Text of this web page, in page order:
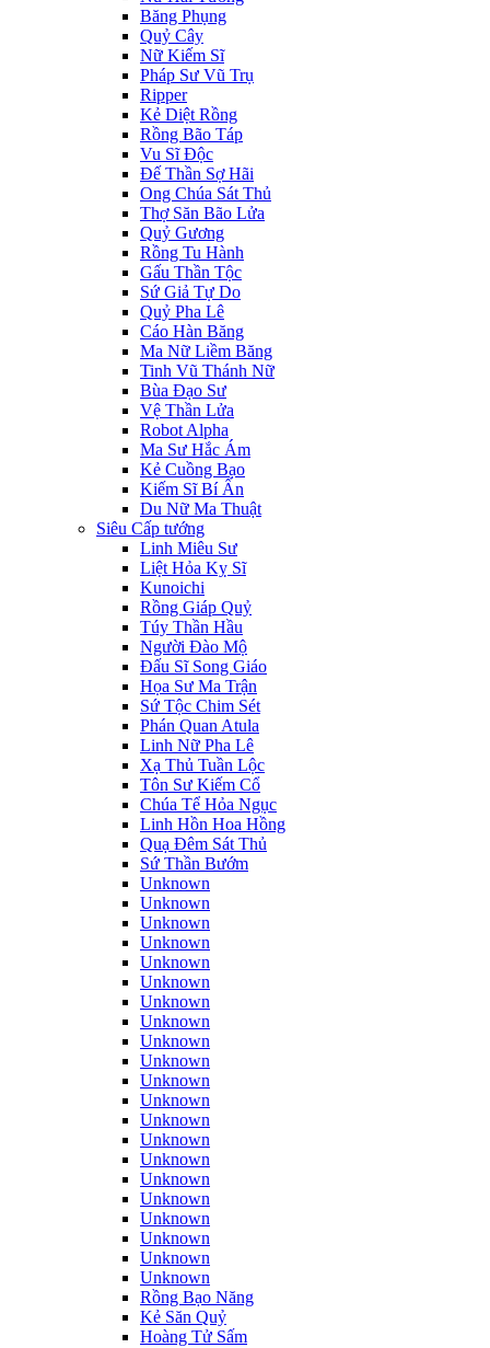
Băng Phụng
Quỷ Cây
Nữ Kiếm Sĩ
Pháp Sư Vũ Trụ
Ripper
Kẻ Diệt Rồng
Rồng Bão Táp
Vu Sĩ Độc
Đế Thần Sợ Hãi
Ong Chúa Sát Thủ
Thợ Săn Bão Lửa
Quỷ Gương
Rồng Tu Hành
Gấu Thần Tộc
Sứ Giả Tự Do
Quỷ Pha Lê
Cáo Hàn Băng
Ma Nữ Liềm Băng
Tinh Vũ Thánh Nữ
Bùa Đạo Sư
Vệ Thần Lửa
Robot Alpha
Ma Sư Hắc Ám
Kẻ Cuồng Bạo
Kiếm Sĩ Bí Ẩn
Du Nữ Ma Thuật
Siêu Cấp tướng
Linh Miêu Sư
Liệt Hỏa Kỵ Sĩ
Kunoichi
Rồng Giáp Quỷ
Túy Thần Hầu
Người Đào Mộ
Đấu Sĩ Song Giáo
Họa Sư Ma Trận
Sứ Tộc Chim Sét
Phán Quan Atula
Linh Nữ Pha Lê
Xạ Thủ Tuần Lộc
Tôn Sư Kiếm Cổ
Chúa Tể Hỏa Ngục
Linh Hồn Hoa Hồng
Quạ Đêm Sát Thủ
Sứ Thần Bướm
Unknown
Unknown
Unknown
Unknown
Unknown
Unknown
Unknown
Unknown
Unknown
Unknown
Unknown
Unknown
Unknown
Unknown
Unknown
Unknown
Unknown
Unknown
Unknown
Unknown
Unknown
Rồng Bạo Năng
Kẻ Săn Quỷ
Hoàng Tử Sấm